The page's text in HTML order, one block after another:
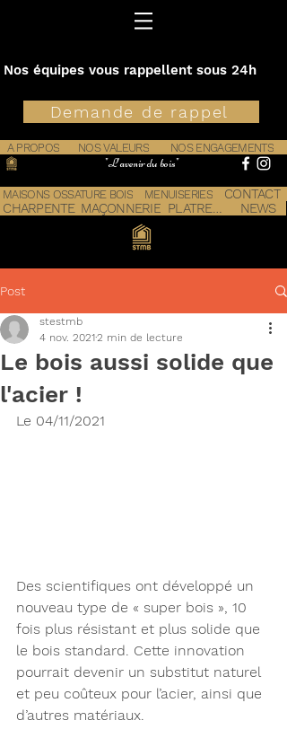
Nos équipes vous rappellent sous 24h
Demande de rappel
A PROPOS NOS VALEURS NOS ENGAGEMENTS
"L'avenir du bois"
MAISONS OSSATURE BOIS MENUISERIES
CONTACT
CHARPENTE MAÇONNERIE PLATRERIE NEWS
Post
Le bois aussi solide que
l'acier !
stestmb
4 nov. 20212 min de lecture
Le 04/11/2021
Des scientifiques ont développé un
nouveau type de « super bois », 10
fois plus résistant et plus solide que
le bois standard. Cette innovation
pourrait devenir un substitut naturel
et peu coûteux pour l’acier, ainsi que
d’autres matériaux.